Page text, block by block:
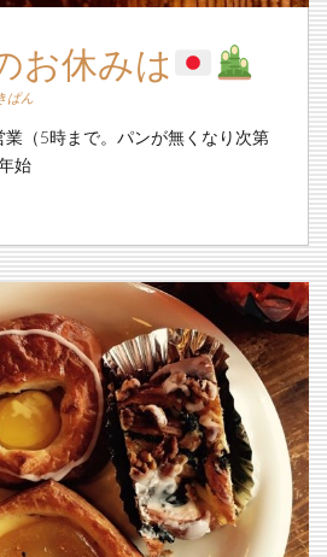
お休みは
ぱん
（5時まで。パンが無くなり次第
始